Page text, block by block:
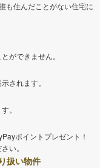
も住んだことがない住宅に
ができません。
されます。
。
ポイントプレゼント！
い。
扱い物件